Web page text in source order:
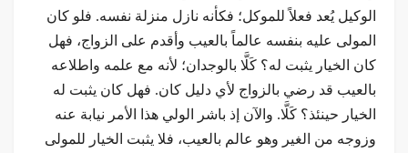
الوكيل يُعد فعلاً للموكل؛ فكأنه نازل منزلة نفسه. فلو كان
المولى عليه بنفسه عالماً بالعيب وأقدم على الزواج، فهل
كان الخيار يثبت له؟ كَلَّا بالوجدان؛ لأنه مع علمه واطلاعه
بالعيب قد رضي بالزواج لأي دليل كان. فهل كان يثبت له
الخيار حينئذ؟ كَلَّا. والآن إذ باشر الولي هذا الأمر نيابة عنه
وزوجه من الغير وهو عالم بالعيب، فلا يثبت الخيار للمولى